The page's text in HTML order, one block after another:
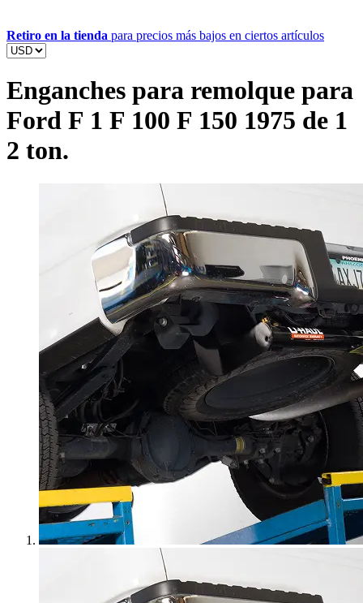
Retiro en la tienda para precios más bajos en ciertos artículos
Enganches para remolque para
Ford F 1 F 100 F 150 1975 de 1
2 ton.